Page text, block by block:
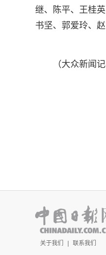
继、陈平、王桂
书坚、郭爱玲、
（大众新闻
关于我们 | 联系我们